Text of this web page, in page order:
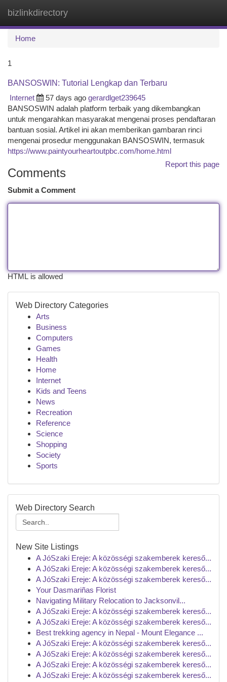
bizlinkdirectory
Home
1
BANSOSWIN: Tutorial Lengkap dan Terbaru
Internet
57 days ago gerardlget239645
BANSOSWIN adalah platform terbaik yang dikembangkan
untuk mengarahkan masyarakat mengenai proses pendaftaran
bantuan sosial. Artikel ini akan memberikan gambaran rinci
mengenai prosedur menggunakan BANSOSWIN, termasuk
https://www.paintyourheartoutpbc.com/home.html
Report this page
Comments
Submit a Comment
HTML is allowed
Web Directory Categories
Arts
Business
Computers
Games
Health
Home
Internet
Kids and Teens
News
Recreation
Reference
Science
Shopping
Society
Sports
Web Directory Search
New Site Listings
A JóSzaki Ereje: A közösségi szakemberek kereső...
A JóSzaki Ereje: A közösségi szakemberek kereső...
A JóSzaki Ereje: A közösségi szakemberek kereső...
Your Dasmariñas Florist
Navigating Military Relocation to Jacksonvil...
A JóSzaki Ereje: A közösségi szakemberek kereső...
A JóSzaki Ereje: A közösségi szakemberek kereső...
Best trekking agency in Nepal - Mount Elegance ...
A JóSzaki Ereje: A közösségi szakemberek kereső...
A JóSzaki Ereje: A közösségi szakemberek kereső...
A JóSzaki Ereje: A közösségi szakemberek kereső...
A JóSzaki Ereje: A közösségi szakemberek kereső...